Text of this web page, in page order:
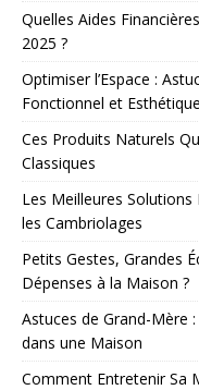
Quelles Aides
2025 ?
Optimiser l’Espace :
Fonctionnel et Esthétique
Ces Produits Naturels
Classiques
Les Meilleures
les Cambriolages
Petits Gestes, Grandes
Dépenses à la Maison ?
Astuces de Grand-Mère
dans une Maison
Comment Entretenir Sa